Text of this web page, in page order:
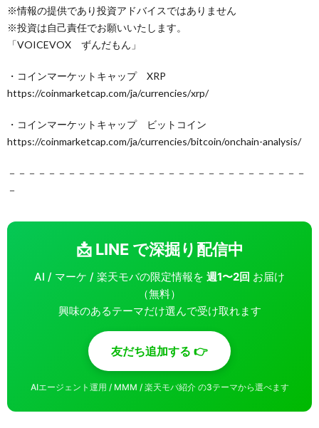
※情報の提供であり投資アドバイスではありません
※投資は自己責任でお願いいたします。
「VOICEVOX ずんだもん」
・コインマーケットキャップ XRP
https://coinmarketcap.com/ja/currencies/xrp/
・コインマーケットキャップ ビットコイン
https://coinmarketcap.com/ja/currencies/bitcoin/onchain-analysis/
－－－－－－－－－－－－－－－－－－－－－－－－－－－－－－
－
📩 LINE で深掘り配信中
AI / マーケ / 楽天モバの限定情報を 週1〜2回 お届け
（無料）
興味のあるテーマだけ選んで受け取れます
友だち追加する 👉
AIエージェント運用 / MMM / 楽天モバ紹介 の3テーマから選べます